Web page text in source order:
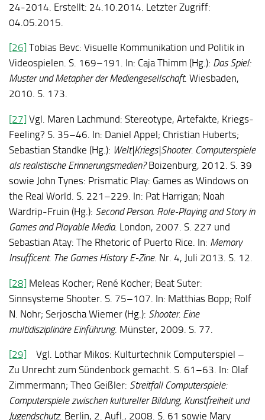
24-2014. Erstellt: 24.10.2014. Letzter Zugriff:
04.05.2015.
[26] Tobias Bevc: Visuelle Kommunikation und Politik in
Videospielen. S. 169–191. In: Caja Thimm (Hg.): Das Spiel:
Muster und Metapher der Mediengesellschaft. Wiesbaden,
2010. S. 173.
[27] Vgl. Maren Lachmund: Stereotype, Artefakte, Kriegs-
Feeling? S. 35–46. In: Daniel Appel; Christian Huberts;
Sebastian Standke (Hg.): Welt|Kriegs|Shooter. Computerspiele
als realistische Erinnerungsmedien?Boizenburg, 2012. S. 39
sowie John Tynes: Prismatic Play: Games as Windows on
the Real World. S. 221–229. In: Pat Harrigan; Noah
Wardrip-Fruin (Hg.): Second Person. Role-Playing and Story in
Games and Playable Media. London, 2007. S. 227 und
Sebastian Atay: The Rhetoric of Puerto Rice. In: Memory
Insufficent. The Games History E-Zine. Nr. 4, Juli 2013. S. 12.
[28] Meleas Kocher; René Kocher; Beat Suter:
Sinnsysteme Shooter. S. 75–107. In: Matthias Bopp; Rolf
N. Nohr; Serjoscha Wiemer (Hg.): Shooter. Eine
multidisziplinäre Einführung. Münster, 2009. S. 77.
[29] Vgl. Lothar Mikos: Kulturtechnik Computerspiel –
Zu Unrecht zum Sündenbock gemacht. S. 61–63. In: Olaf
Zimmermann; Theo Geißler: Streitfall Computerspiele:
Computerspiele zwischen kultureller Bildung, Kunstfreiheit und
Jugendschutz. Berlin, 2. Aufl., 2008. S. 61 sowie Mary